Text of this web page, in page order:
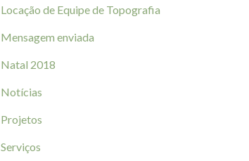
Locação de Equipe de Topografia
Mensagem enviada
Natal 2018
Notícias
Projetos
Serviços